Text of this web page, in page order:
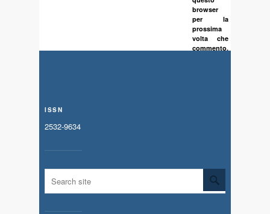
browser
per la
prossima
volta che
commento.
ISSN
2532-9634